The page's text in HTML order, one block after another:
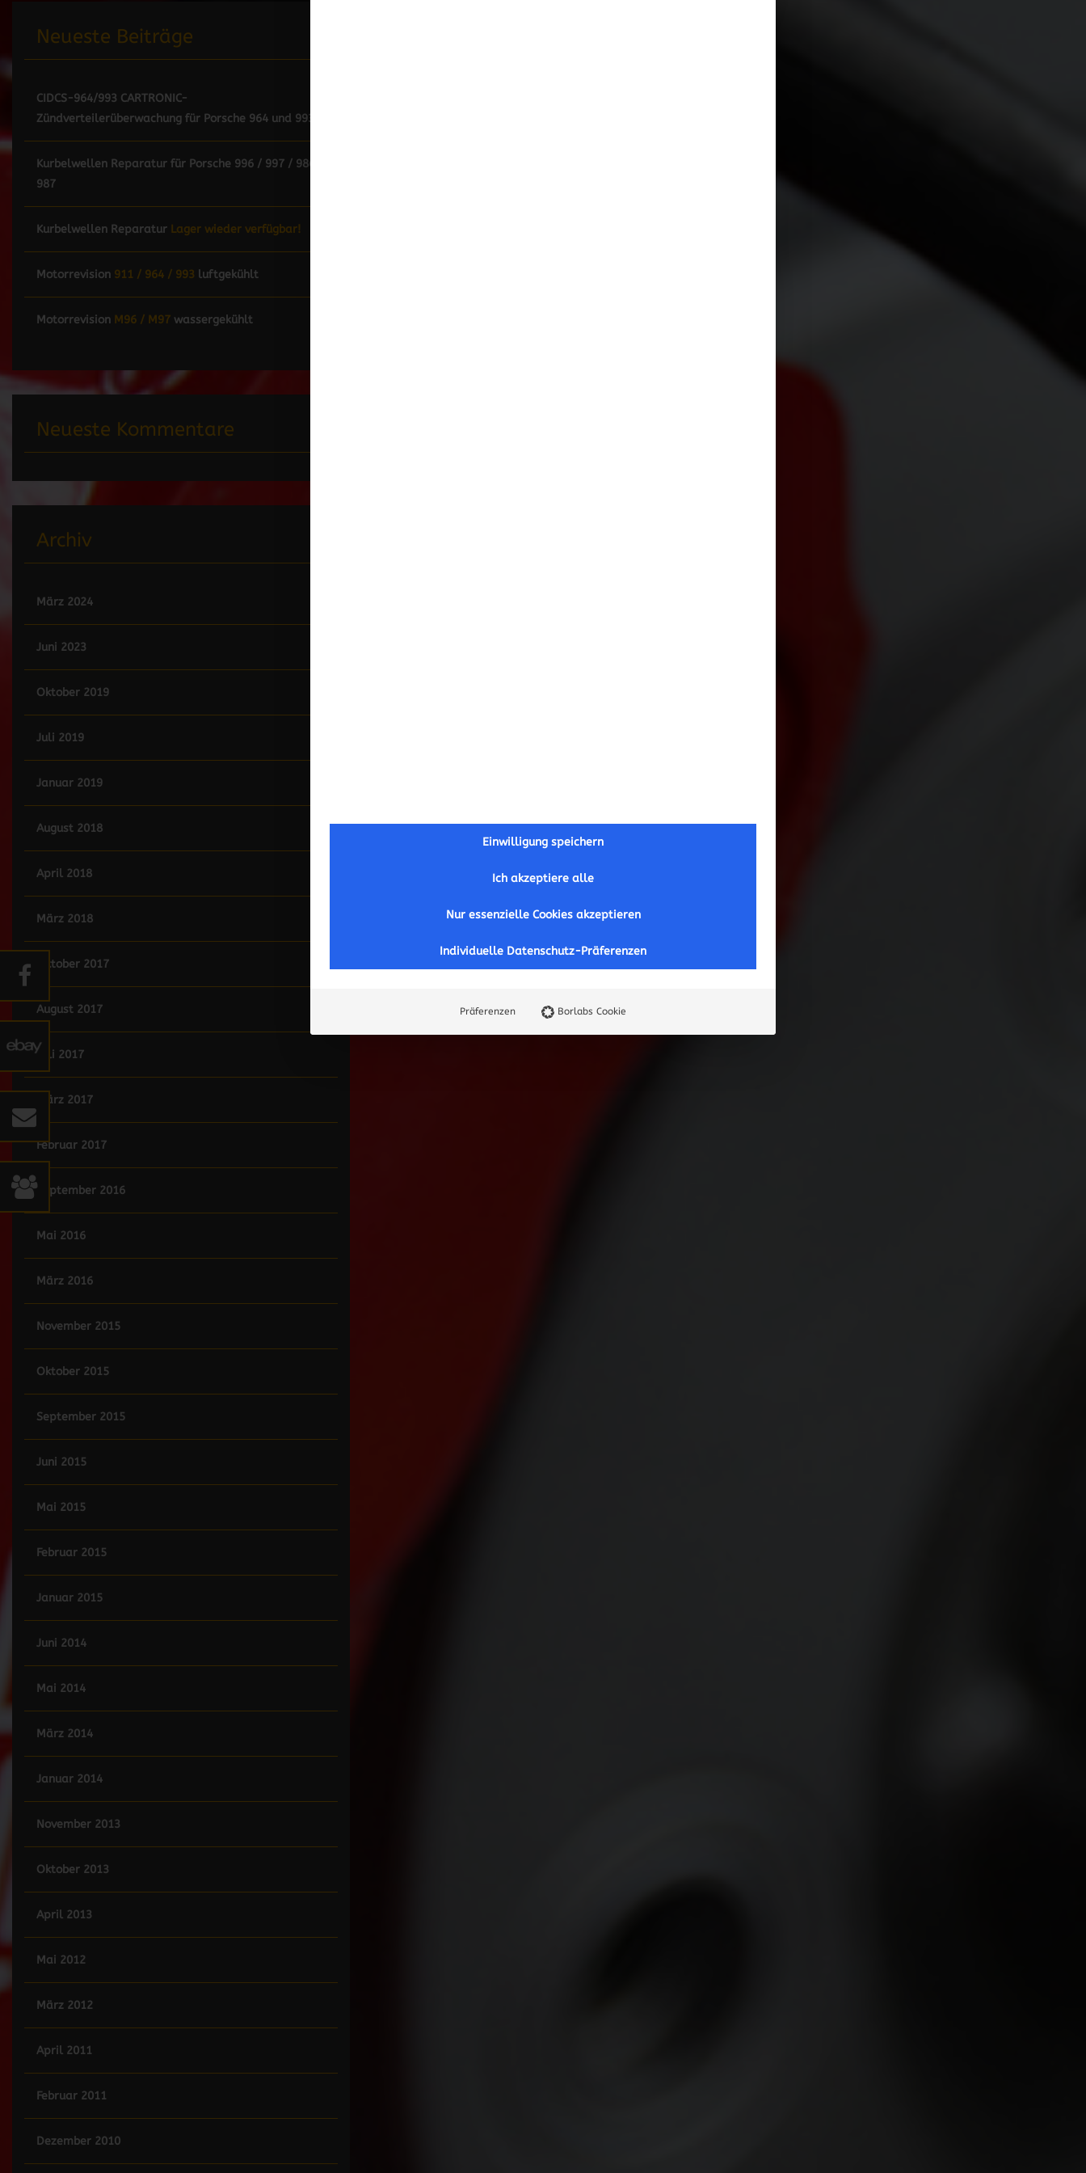
Neueste Beiträge
CIDCS-964/993 CARTRONIC-
Zündverteilerüberwachung für Porsche 964 und 993
Kurbelwellen Reparatur für Porsche 996 / 997 / 986 /
987
Kurbelwellen Reparatur Lager wieder verfügbar!
Motorrevision 911 / 964 / 993 luftgekühlt
Motorrevision M96 / M97 wassergekühlt
Neueste Kommentare
Archiv
März 2024
Juni 2023
Oktober 2019
Juli 2019
Januar 2019
August 2018
April 2018
März 2018
Oktober 2017
August 2017
Juli 2017
März 2017
Februar 2017
September 2016
Mai 2016
März 2016
November 2015
Oktober 2015
September 2015
Juni 2015
Mai 2015
Februar 2015
Januar 2015
Juni 2014
Mai 2014
März 2014
Januar 2014
November 2013
Oktober 2013
April 2013
Mai 2012
März 2012
April 2011
Februar 2011
Dezember 2010
Einwilligung speichern
Ich akzeptiere alle
Nur essenzielle Cookies akzeptieren
Individuelle Datenschutz-Präferenzen
Präferenzen Borlabs Cookie